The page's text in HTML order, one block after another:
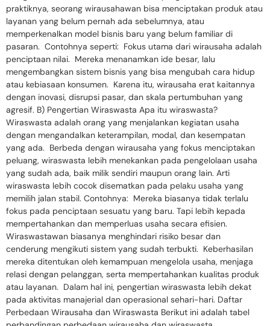
praktiknya, seorang wirausahawan bisa menciptakan produk atau
layanan yang belum pernah ada sebelumnya, atau
memperkenalkan model bisnis baru yang belum familiar di
pasaran. Contohnya seperti: Fokus utama dari wirausaha adalah
penciptaan nilai. Mereka menanamkan ide besar, lalu
mengembangkan sistem bisnis yang bisa mengubah cara hidup
atau kebiasaan konsumen. Karena itu, wirausaha erat kaitannya
dengan inovasi, disrupsi pasar, dan skala pertumbuhan yang
agresif. B) Pengertian Wiraswasta Apa itu wiraswasta?
Wiraswasta adalah orang yang menjalankan kegiatan usaha
dengan mengandalkan keterampilan, modal, dan kesempatan
yang ada. Berbeda dengan wirausaha yang fokus menciptakan
peluang, wiraswasta lebih menekankan pada pengelolaan usaha
yang sudah ada, baik milik sendiri maupun orang lain. Arti
wiraswasta lebih cocok disematkan pada pelaku usaha yang
memilih jalan stabil. Contohnya: Mereka biasanya tidak terlalu
fokus pada penciptaan sesuatu yang baru. Tapi lebih kepada
mempertahankan dan memperluas usaha secara efisien.
Wiraswastawan biasanya menghindari risiko besar dan
cenderung mengikuti sistem yang sudah terbukti. Keberhasilan
mereka ditentukan oleh kemampuan mengelola usaha, menjaga
relasi dengan pelanggan, serta mempertahankan kualitas produk
atau layanan. Dalam hal ini, pengertian wiraswasta lebih dekat
pada aktivitas manajerial dan operasional sehari-hari. Daftar
Perbedaan Wirausaha dan Wiraswasta Berikut ini adalah tabel